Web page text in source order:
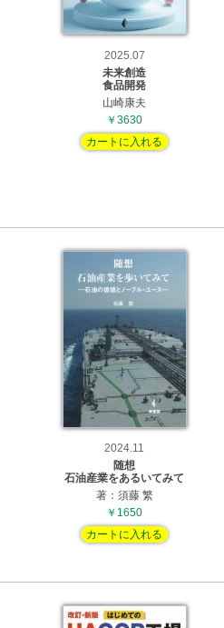
2025.07
未来創造
食品開発
山崎康夫
￥3630
カートに入れる
2024.11
随想
石油産業をあるいてみて
著：須藤 繁
￥1650
カートに入れる